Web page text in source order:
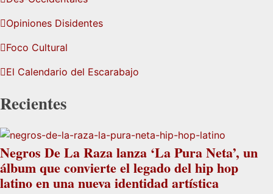
Opiniones Disidentes
Foco Cultural
El Calendario del Escarabajo
Recientes
Negros De La Raza lanza ‘La Pura Neta’, un
álbum que convierte el legado del hip hop
latino en una nueva identidad artística